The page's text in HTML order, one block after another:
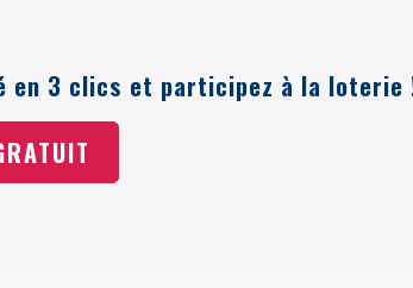
3 clics et participez à la loterie